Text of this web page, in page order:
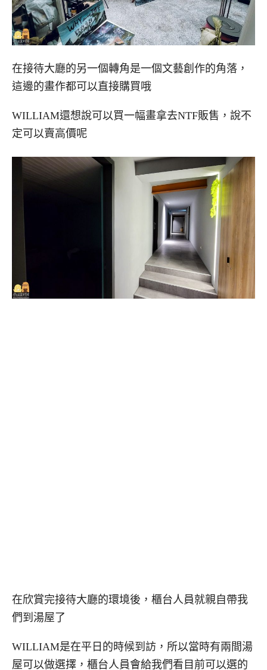
在接待大廳的另一個轉角是一個文藝創作的角落，
這邊的畫作都可以直接購買哦
WILLIAM還想說可以買一幅畫拿去NTF販售，說不
定可以賣高價呢
在欣賞完接待大廳的環境後，櫃台人員就親自帶我
們到湯屋了
WILLIAM是在平日的時候到訪，所以當時有兩間湯
屋可以做選擇，櫃台人員會給我們看目前可以選的